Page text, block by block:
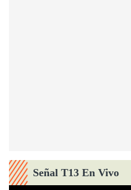
Señal T13 En Vivo